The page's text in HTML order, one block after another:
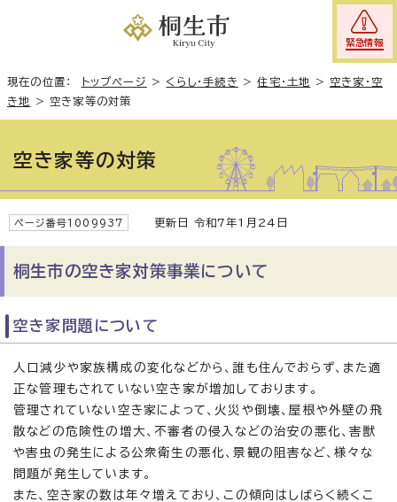
緊急情報
現在の位置： トップページ > くらし・手続き >住宅・土地 > 空き家・空
き地
> 空き家等の対策
空き家等の対策
ページ番号1009937 更新日 令和7年1月24日
桐生市の空き家対策事業について
空き家問題について
人口減少や家族構成の変化などから、誰も住んでおらず、また適
正な管理もされていない空き家が増加しております。
管理されていない空き家によって、火災や倒壊、屋根や外壁の飛
散などの危険性の増大、不審者の侵入などの治安の悪化、害獣
や害虫の発生による公衆衛生の悪化、景観の阻害など、様々な
問題が発生しています。
また、空き家の数は年々増えており、この傾向はしばらく続くこ